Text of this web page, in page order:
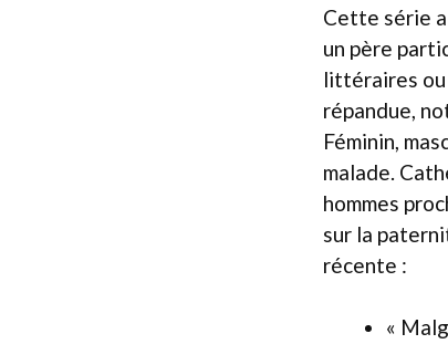
Cette série
un père
littéraires ou
répandue,
Féminin,
malade.
hommes
sur la
récente :
«